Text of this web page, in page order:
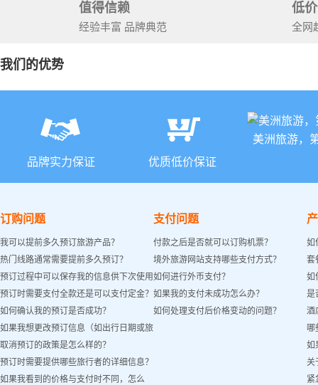
值得信赖
经验丰富 品牌典范
低
全网
我们的优势
品牌实力保证 优质低价保证
美洲旅游，
订购问题
我可以提前多久预订旅游产品？
热门线路通常需要提前多久预订？
预订过程中可以保存我的信息供下次使用
吗？
预订时需要支付全款还是可以支付定金？
如何确认我的预订是否成功？
如果我想更改预订信息（如出行日期或旅
客姓名）怎么办？
取消预订的政策是怎么样的？
预订时需要提供哪些旅行者的详细信息？
如果我看到的价格与支付时不同，怎么
支付问题
付款之后是否就可以订购机票？
境外旅游网站支持哪些支付方式？
如何进行外币支付？
如果我的支付未成功怎么办？
如何处理支付后价格变动的问题？
如
套
如
是
酒
哪
如
关
紧